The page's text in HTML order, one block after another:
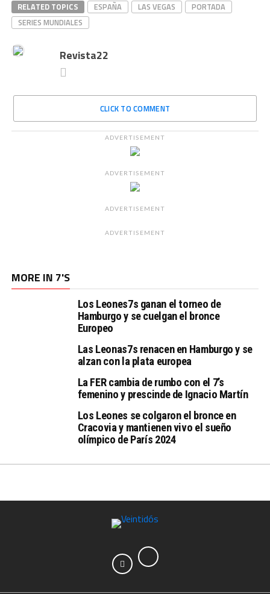
RELATED TOPICS ESPAÑA LAS VEGAS
PORTADA
SERIES MUNDIALES
Revista22
CLICK TO COMMENT
ADVERTISEMENT
ADVERTISEMENT
ADVERTISEMENT
ADVERTISEMENT
MORE IN 7'S
Los Leones7s ganan el torneo de
Hamburgo y se cuelgan el bronce
Europeo
Las Leonas7s renacen en Hamburgo y se
alzan con la plata europea
La FER cambia de rumbo con el 7’s
femenino y prescinde de Ignacio Martín
Los Leones se colgaron el bronce en
Cracovia y mantienen vivo el sueño
olímpico de París 2024